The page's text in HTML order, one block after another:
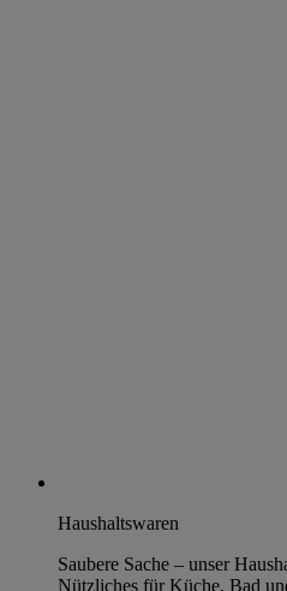
Haushaltswaren
Saubere Sache – unser
Nützliches für Küche, Bad